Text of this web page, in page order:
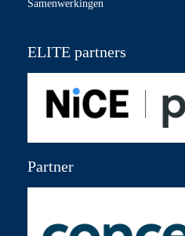
Samenwerkingen
ELITE partners
Partner